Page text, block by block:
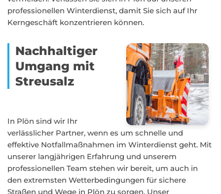
professionellen Winterdienst, damit Sie sich auf Ihr
Kerngeschäft konzentrieren können.
Nachhaltiger
Umgang mit
Streusalz
In Plön sind wir Ihr
verlässlicher Partner, wenn es um schnelle und
effektive Notfallmaßnahmen im Winterdienst geht. Mit
unserer langjährigen Erfahrung und unserem
professionellen Team stehen wir bereit, um auch in
den extremsten Wetterbedingungen für sichere
Straßen und Wege in Plön zu sorgen. Unser